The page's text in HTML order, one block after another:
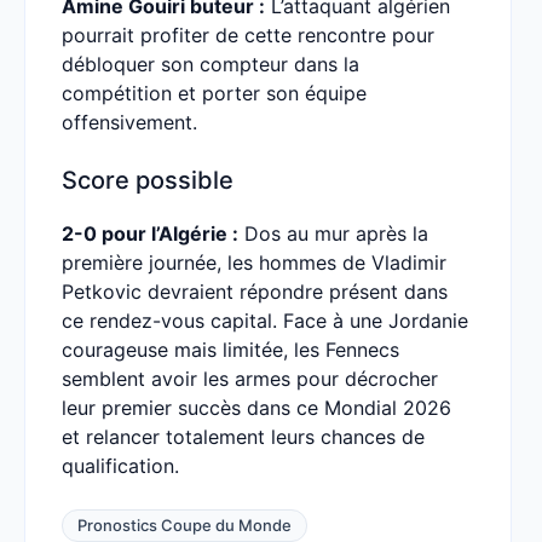
Amine Gouiri buteur : L’attaquant algérien
pourrait profiter de cette rencontre pour
débloquer son compteur dans la
compétition et porter son équipe
offensivement.
Score possible
2-0 pour l’Algérie : Dos au mur après la
première journée, les hommes de Vladimir
Petkovic devraient répondre présent dans
ce rendez-vous capital. Face à une Jordanie
courageuse mais limitée, les Fennecs
semblent avoir les armes pour décrocher
leur premier succès dans ce Mondial 2026
et relancer totalement leurs chances de
qualification.
Pronostics Coupe du Monde